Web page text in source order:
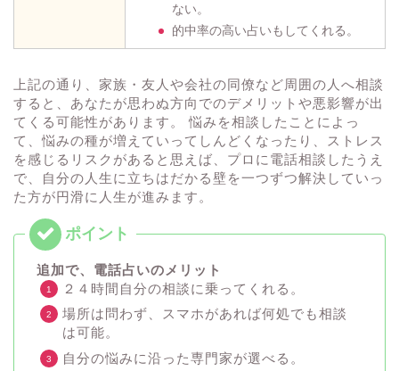
ない。
的中率の高い占いもしてくれる。
上記の通り、家族・友人や会社の同僚など周囲の人へ相談
すると、あなたが思わぬ方向でのデメリットや悪影響が出
てくる可能性があります。 悩みを相談したことによっ
て、悩みの種が増えていってしんどくなったり、ストレス
を感じるリスクがあると思えば、プロに電話相談したうえ
で、自分の人生に立ちはだかる壁を一つずつ解決していっ
た方が円滑に人生が進みます。
追加で、電話占いのメリット
２４時間自分の相談に乗ってくれる。
場所は問わず、スマホがあれば何処でも相談
は可能。
自分の悩みに沿った専門家が選べる。